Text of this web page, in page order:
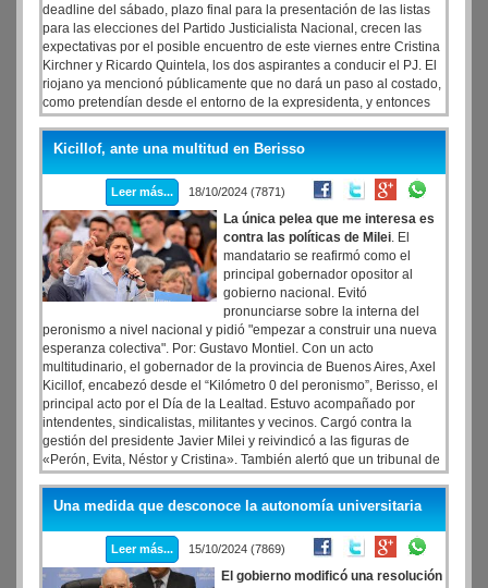
deadline del sábado, plazo final para la presentación de las listas
para las elecciones del Partido Justicialista Nacional, crecen las
expectativas por el posible encuentro de este viernes entre Cristina
Kirchner y Ricardo Quintela, los dos aspirantes a conducir el PJ. El
riojano ya mencionó públicamente que no dará un paso al costado,
como pretendían desde el entorno de la expresidenta, y entonces
se medirían el 17 de noviembre.
Kicillof, ante una multitud en Berisso
Leer más... 18/10/2024 (7871)
La única pelea que me interesa es
contra las políticas de Milei. El
mandatario se reafirmó como el
principal gobernador opositor al
gobierno nacional. Evitó
pronunciarse sobre la interna del
peronismo a nivel nacional y pidió "empezar a construir una nueva
esperanza colectiva". Por: Gustavo Montiel. Con un acto
multitudinario, el gobernador de la provincia de Buenos Aires, Axel
Kicillof, encabezó desde el “Kilómetro 0 del peronismo”, Berisso, el
principal acto por el Día de la Lealtad. Estuvo acompañado por
intendentes, sindicalistas, militantes y vecinos. Cargó contra la
gestión del presidente Javier Milei y reivindicó a las figuras de
«Perón, Evita, Néstor y Cristina». También alertó que un tribunal de
Comodoro Py prepara un nuevo fallo.
Una medida que desconoce la autonomía universitaria
Leer más... 15/10/2024 (7869)
El gobierno modificó una resolución